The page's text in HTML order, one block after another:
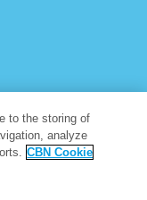
a The Christian
to the storing of
analyze
CBN Cookie